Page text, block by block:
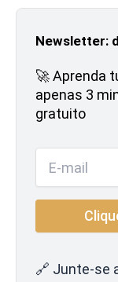
Newsletter:
🚀 Aprenda
apenas 3
gratuito
🔗 Junte-se